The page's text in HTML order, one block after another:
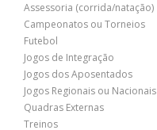
Assessoria (corrida/natação)
Campeonatos ou Torneios
Futebol
Jogos de Integração
Jogos dos Aposentados
Jogos Regionais ou Nacionais
Quadras Externas
Treinos